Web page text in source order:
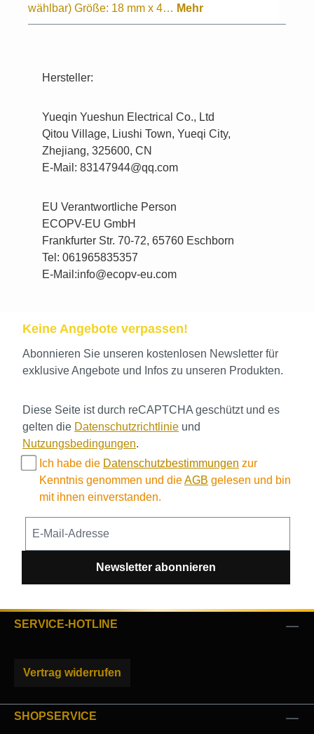
wählbar) Größe: 18 mm x 4… Mehr
Hersteller:
Yueqin Yueshun Electrical Co., Ltd
Qitou Village, Liushi Town, Yueqi City,
Zhejiang, 325600, CN
E-Mail: 83147944@qq.com
EU Verantwortliche Person
ECOPV-EU GmbH
Frankfurter Str. 70-72, 65760 Eschborn
Tel: 061965835357
E-Mail:info@ecopv-eu.com
Keine Angebote verpassen!
Abonnieren Sie unseren kostenlosen Newsletter für
exklusive Angebote und Infos zu unseren Produkten.
Diese Seite ist durch reCAPTCHA geschützt und es
gelten die Datenschutzrichtlinie und
Nutzungsbedingungen.
Ich habe die Datenschutzbestimmungen zur
Kenntnis genommen und dieAGB gelesen und bin
mit ihnen einverstanden.
Newsletter abonnieren
SERVICE-HOTLINE
Vertrag widerrufen
SHOPSERVICE